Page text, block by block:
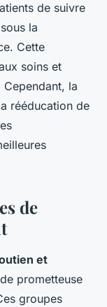
de suivre
la
Cette
soins et
la
rééducation de
de
et
prometteuse
groupes